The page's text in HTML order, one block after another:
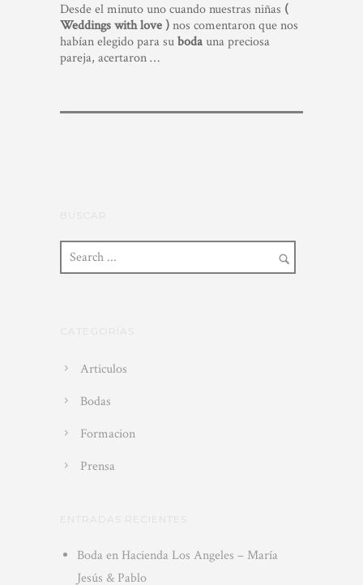
Desde el minuto uno cuando nuestras niñas (
Weddings with love )nos comentaron que nos
habían elegido para subodauna preciosa
pareja, acertaron …
Articulos
Bodas
Formacion
Prensa
Boda en Hacienda Los Angeles – María
Jesús & Pablo